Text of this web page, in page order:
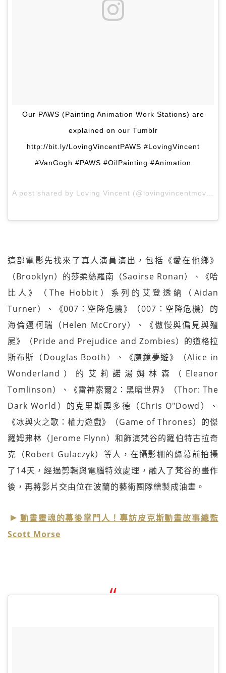
Our PAWS (Painting Animation Work Stations) are
explained on our Tumblr
http://bit.ly/LovingVincentPAWS #LovingVincent
#VanGogh #PAWS #OilPainting #Animation
這部電影先找來了真人演員演出，包括《愛在他鄉》
（Brooklyn）的莎柔絲羅南（Saoirse Ronan）、《哈
比人》（The Hobbit）系列的艾登透納（Aidan
Turner）、《007：空降危機》（007：空降危機）的
海倫邁柯瑞（Helen McCrory）、《傲慢與偏見與殭
屍》（Pride and Prejudice and Zombies）的道格拉
斯布斯（Douglas Booth）、《魔鏡夢遊》（Alice in
Wonderland）的艾莉諾湯姆林森（Eleanor
Tomlinson）、《雷神索爾2：黑暗世界》（Thor: The
Dark World）的克里斯奧多德（Chris O"Dowd）、
《冰與火之歌：權力遊戲》（Game of Thrones）的傑
羅姆弗林（Jerome Flynn）和飾演梵谷的羅伯特古拉奇
克（Robert Gulaczyk）等人，在攝影棚的綠幕前拍攝
了14天，經過剪輯與電腦特效處理，融入了梵谷的畫作
後，再將影片交由位在波蘭的藝術團隊繪製成油畫。
動畫靈魂的幕後掌門人！專訪皮克斯動畫故事總監
Scott Morse